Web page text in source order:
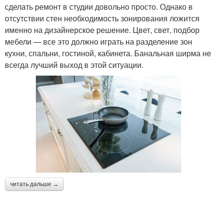
сделать ремонт в студии довольно просто. Однако в
отсутствии стен необходимость зонирования ложится
именно на дизайнерское решение. Цвет, свет, подбор
мебели — все это должно играть на разделение зон
кухни, спальни, гостиной, кабинета. Банальная ширма не
всегда лучший выход в этой ситуации.
читать дальше →